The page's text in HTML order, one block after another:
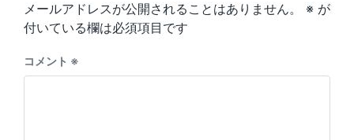
t
t
:
メールアドレスが公開されることはありません。 ※ が
付いている欄は必須項目です
コメント ※